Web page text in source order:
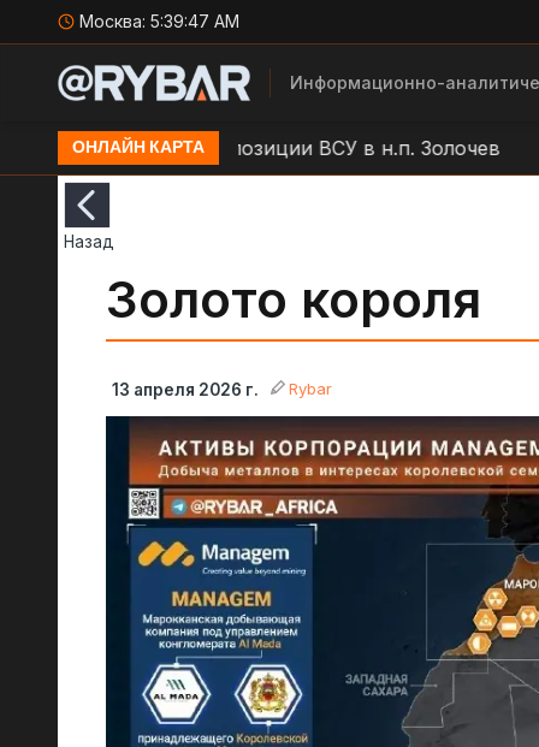
Москва: 5:39:48 AM
Информационно-
ОНЛАЙН КАРТА
"Молния" по позиции ВСУ в н.п. Золочев
Назад
Золото короля
13 апреля 2026 г. Rybar